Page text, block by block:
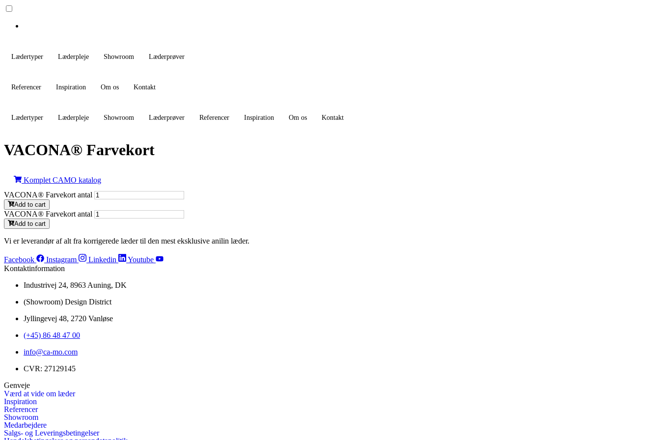
Lædertyper Læderpleje Showroom Læderprøver
Referencer Inspiration Om os Kontakt
Lædertyper Læderpleje Showroom Læderprøver Referencer Inspiration Om os Kontakt
VACONA® Farvekort
Komplet CAMO katalog
VACONA® Farvekort antal
Add to cart
VACONA® Farvekort antal
Add to cart
Vi er leverandør af alt fra korrigerede læder til den mest eksklusive anilin læder.
Facebook Instagram Linkedin
Youtube
Kontaktinformation
Industrivej 24, 8963 Auning, DK
(Showroom) Design District
Jyllingevej 48, 2720 Vanløse
(+45) 86 48 47 00
info@ca-mo.com
CVR: 27129145
Genveje
Værd at vide om læder
Inspiration
Referencer
Showroom
Medarbejdere
Salgs- og Leveringsbetingelser